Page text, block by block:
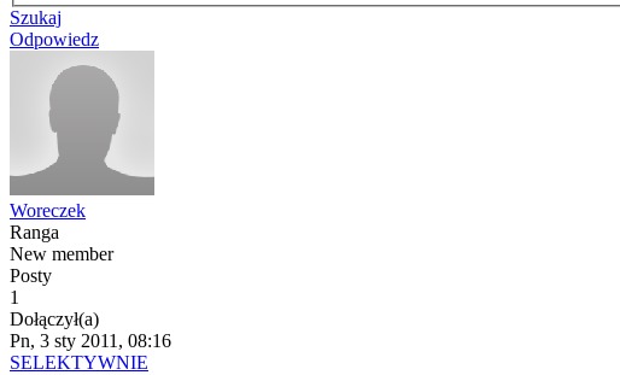
Szukaj
Odpowiedz
Woreczek
Ranga
New member
Posty
1
Dołączył(a)
Pn, 3 sty 2011, 08:16
SELEKTYWNIE